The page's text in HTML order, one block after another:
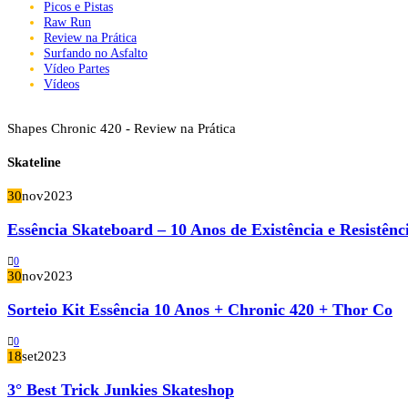
Picos e Pistas
Raw Run
Review na Prática
Surfando no Asfalto
Vídeo Partes
Vídeos
Shapes Chronic 420 - Review na Prática
Skateline
30nov2023
Essência Skateboard – 10 Anos de Existência e
0
30nov2023
Sorteio Kit Essência 10 Anos + Chronic 420 + Thor Co
0
18set2023
3° Best Trick Junkies Skateshop